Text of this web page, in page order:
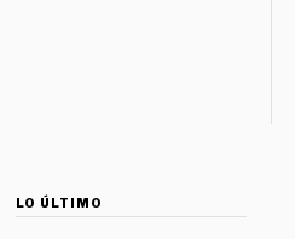
LO ÚLTIMO